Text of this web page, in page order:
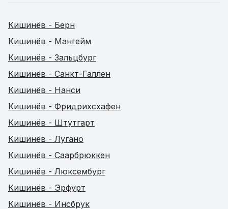
Кишинёв - Берн
Кишинёв - Мангейм
Кишинёв - Зальцбург
Кишинёв - Санкт-Галлен
Кишинёв - Нанси
Кишинёв - Фридрихсхафен
Кишинёв - Штутгарт
Кишинёв - Лугано
Кишинёв - Саарбрюккен
Кишинёв - Люксембург
Кишинёв - Эрфурт
Кишинёв - Инсбрук